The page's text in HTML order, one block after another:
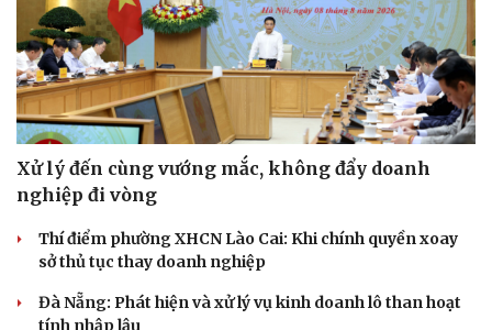
Xử lý đến cùng vướng mắc, không đẩy doanh
nghiệp đi vòng
Thí điểm phường XHCN Lào Cai: Khi chính quyền xoay
sở thủ tục thay doanh nghiệp
Đà Nẵng: Phát hiện và xử lý vụ kinh doanh lô than hoạt
tính nhập lậu